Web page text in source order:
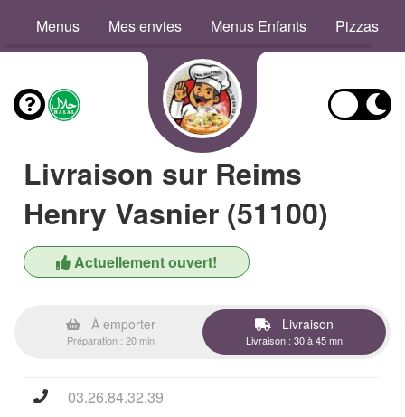
Menus Mes envies Menus Enfants Pizzas
Livraison sur Reims
Henry Vasnier (51100)
Actuellement ouvert!
À emporter
Préparation : 20 min
Livraison
Livraison : 30 à 45 mn
03.26.84.32.39